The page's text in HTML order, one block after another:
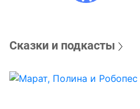
Сказки и подкасты